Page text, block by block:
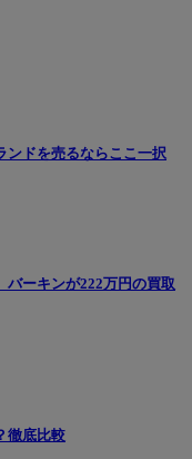
ンドを売るならここ一択
バーキンが222万円の買取
徹底比較